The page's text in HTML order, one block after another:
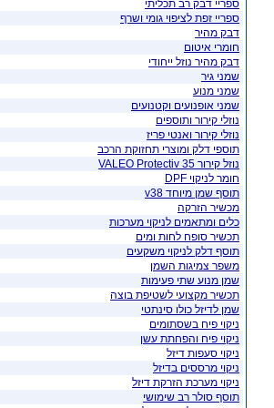
ספריי דבק רב תכליתי
ספריי זפת לציפוי גומי ושרף
דבק מהיר
חומרי איטום
דבק מהיר נוזל ייחודי
שמני גיר
שמני מנוע
שמני אופנועים וקטנועים
נוזלי קירור ותוספים
נוזלי קירור ואנטי פריז
תוספי דלק ומוצרי תחזוקת הרכב
נוזל קירור VALEO Protectiv 35
חומר לניקוי DPF
תוסף שמן מיוחד v38
מכשיר הזרקה
כלים ומתאמים לניקוי מערכות
תכשיר סופח לחות ומים
תוסף דלק לניקוי משקעים
משפר צמיגות השמן
שמן מנוע שתי פעימות
תכשיר מקצועי לשטיפת בוצה
שמן לדיזל כולו סינתטי
ניקוי פיח בשסתומים
ניקוי פיח והפחתת עשן
ניקוי סעפות דיזל
ניקוי מרססים בדיזל
ניקוי מערכת הזרקת דיזל
תוסף סולר רב שימושי